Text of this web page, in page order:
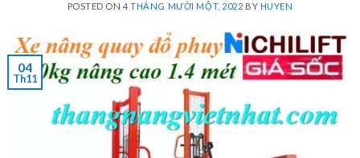
POSTED ON4 THÁNG MƯỜI MỘT, 2022 BY HUYEN
04
Th11